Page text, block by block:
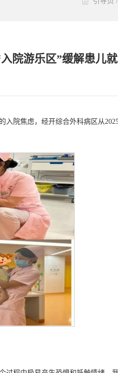
院游乐区”缓解患儿
院焦虑，经开综合外科病区从